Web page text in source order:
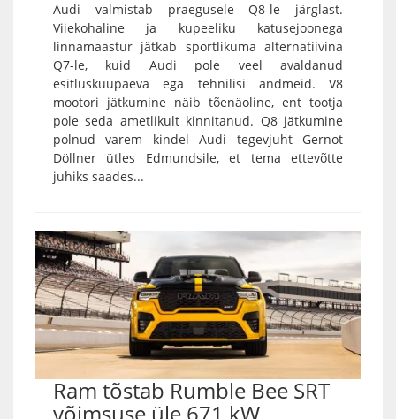
Audi valmistab praegusele Q8-le järglast.
Viiekohaline ja kupeeliku katusejoonega
linnamaastur jätkab sportlikuma alternatiivina
Q7-le, kuid Audi pole veel avaldanud
esitluskuupäeva ega tehnilisi andmeid. V8
mootori jätkumine näib tõenäoline, ent tootja
pole seda ametlikult kinnitanud. Q8 jätkumine
polnud varem kindel Audi tegevjuht Gernot
Döllner ütles Edmundsile, et tema ettevõtte
juhiks saades...
Ram tõstab Rumble Bee SRT
võimsuse üle 671 kW